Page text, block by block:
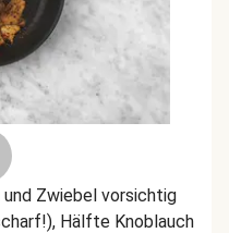
Zwiebel vorsichtig
Hälfte Knoblauch